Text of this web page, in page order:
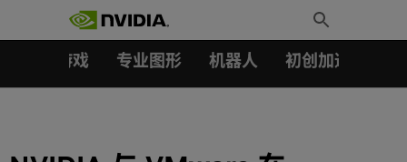
Toggle
Search
游戏 专业图形 机器人 初创加速会员成